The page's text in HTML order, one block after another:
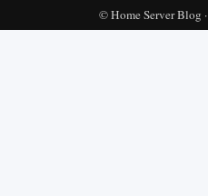
©Home Server Blog